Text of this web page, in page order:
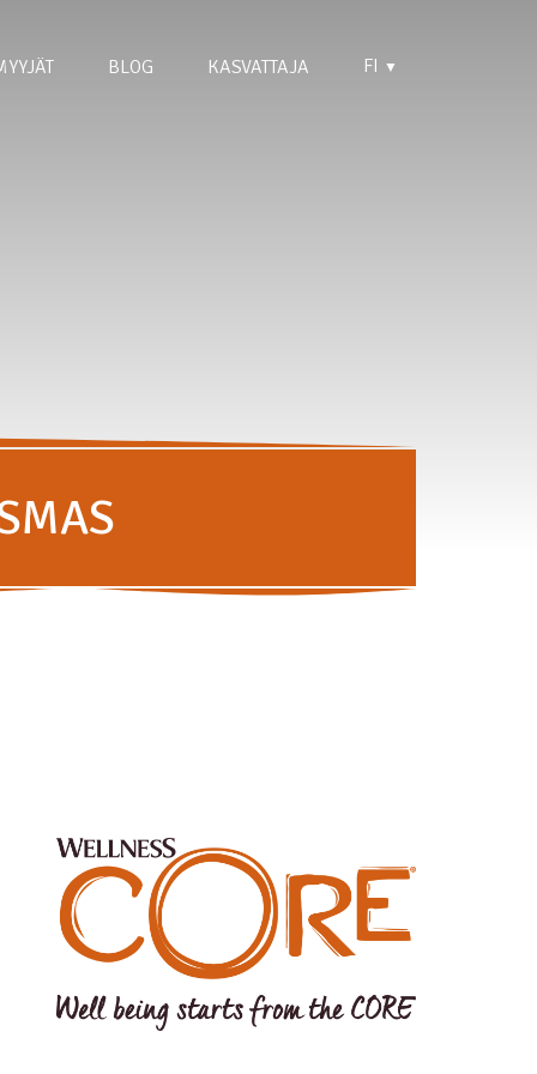
BLOG KASVATTAJA FI ▼